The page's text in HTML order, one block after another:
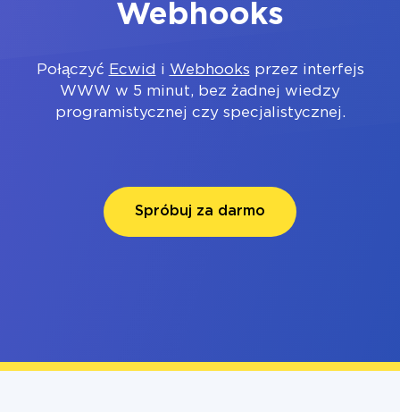
Webhooks
Połączyć Ecwid i Webhooks przez interfejs
WWW w 5 minut, bez żadnej wiedzy
programistycznej czy specjalistycznej.
Spróbuj za darmo